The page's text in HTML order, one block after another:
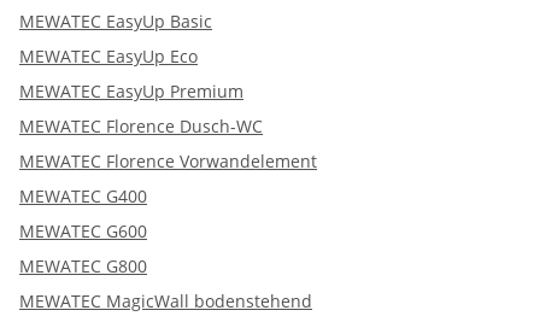
MEWATEC EasyUp Basic
MEWATEC EasyUp Eco
MEWATEC EasyUp Premium
MEWATEC Florence Dusch-WC
MEWATEC Florence Vorwandelement
MEWATEC G400
MEWATEC G600
MEWATEC G800
MEWATEC MagicWall bodenstehend